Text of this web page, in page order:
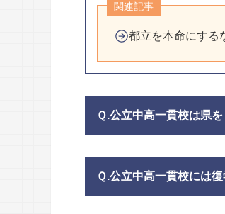
関連記事
都立を本命にする
Ｑ.公立中高一貫校は県
Ｑ.公立中高一貫校には